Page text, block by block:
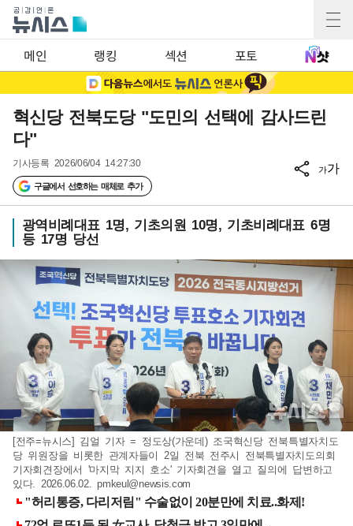
메인 랭킹 섹션 포토
혁신당 전북도당 "도민의 선택에 감사드린
다"
기사등록 2026/06/04 14:27:30
구글에서 선호하는 매체로 추가
가가
광역비례대표 1명, 기초의원 10명, 기초비례대표 6명
등 17명 당선
[전주=뉴시스] 김얼 기자 = 정도상(가운데) 조국혁신당 전북특별자치도
당 위원장을 비롯한 관계자들이 2일 전북 전주시 전북특별자치도의회
기자회견장에서 '마지막 지지 호소' 기자회견을 열고 질의에 답변하고
있다. 2026.06.02.pmkeul@newsis.com